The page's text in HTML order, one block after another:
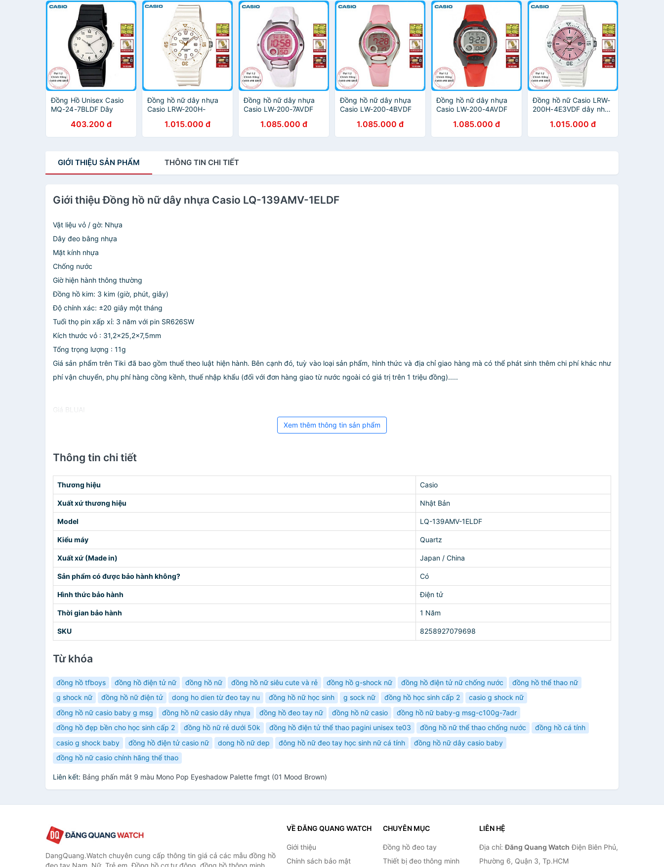
Đồng Hồ Unisex Casio
MQ-24-7BLDF Dây
403.200 đ
Đồng hồ nữ dây nhựa
Casio LRW-200H-
1.015.000 đ
Đồng hồ nữ dây nhựa
Casio LW-200-7AVDF
1.085.000 đ
Đồng hồ nữ dây nhựa
Casio LW-200-4BVDF
1.085.000 đ
Đồng hồ nữ dây nhựa
Casio LW-200-4AVDF
1.085.000 đ
Đồng hồ nữ Casio LRW-
200H-4E3VDF dây nhựa
1.015.000 đ
GIỚI THIỆU SẢN PHẨM THÔNG TIN CHI TIẾT
Giới thiệu Đồng hồ nữ dây nhựa Casio LQ-139AMV-1ELDF
Vật liệu vỏ / gờ: Nhựa
Dây đeo bằng nhựa
Mặt kính nhựa
Chống nước
Giờ hiện hành thông thường
Đồng hồ kim: 3 kim (giờ, phút, giây)
Độ chính xác: ±20 giây một tháng
Tuổi thọ pin xấp xỉ: 3 năm với pin SR626SW
Kích thước vỏ : 31,2×25,2×7,5mm
Tổng trọng lượng : 11g
Giá sản phẩm trên Tiki đã bao gồm thuế theo luật hiện hành. Bên cạnh đó, tuỳ vào loại sản phẩm, hình thức và địa chỉ giao hàng mà có thể phát sinh thêm chi phí khác như
phí vận chuyển, phụ phí hàng cồng kềnh, thuế nhập khẩu (đối với đơn hàng giao từ nước ngoài có giá trị trên 1 triệu đồng).....
Giá BLUAI
Xem thêm thông tin sản phẩm
Thông tin chi tiết
Thương hiệu Casio
Xuất xứ thương hiệu Nhật Bản
Model LQ-139AMV-1ELDF
Kiểu máy Quartz
Xuất xứ (Made in) Japan / China
Sản phẩm có được bảo hành không? Có
Hình thức bảo hành Điện tử
Thời gian bảo hành 1 Năm
SKU 8258927079698
Từ khóa
đồng hồ tfboys đồng hồ điện tử nữ đồng hồ nữ đồng hồ nữ siêu cute và rẻ đồng hồ g-shock nữ đồng hồ điện tử nữ chống nước
đồng hồ thể thao nữ
g shock nữ
đồng hồ nữ điện tử dong ho dien từ đeo tay nu đồng hồ nữ học sinh g sock nữ đồng hồ học sinh cấp 2
casio g shock nữ
đồng hồ nữ casio baby g msg
đồng hồ nữ casio dây nhựa đồng hồ đeo tay nữ đồng hồ nữ casio
đồng hồ nữ baby-g msg-c100g-7adr
đồng hồ đẹp bền cho học sinh cấp 2
đồng hồ nữ rẻ dưới 50k đồng hồ điện tử thể thao pagini unisex te03 đồng hồ nữ thể thao chống nước
đồng hồ cá tính
casio g shock baby
đồng hồ điện tử casio nữ dong hồ nữ dep đông hồ nữ đeo tay học sinh nữ cá tính
đồng hồ nữ dây casio baby
đồng hồ nữ casio chính hãng thể thao
Liên kết: Bảng phấn mắt 9 màu Mono Pop Eyeshadow Palette fmgt (01 Mood Brown)
DangQuang.Watch chuyên cung cấp thông tin giá cả các mẫu đồng hồ
đeo tay Nam, Nữ, Trẻ em, Đồng hồ cơ tự động, đồng hồ thông minh,
VỀ ĐĂNG QUANG WATCH
Giới thiệu
Chính sách bảo mật
CHUYÊN MỤC
Đồng hồ đeo tay
Thiết bị đeo thông minh
LIÊN HỆ
Địa chỉ:Đăng Quang Watch Điện Biên Phủ,
Phường 6, Quận 3, Tp.HCM